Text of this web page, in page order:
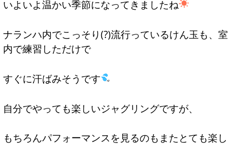
いよいよ温かい季節になってきましたね
ナランハ内でこっそり(?)流行っているけん玉も、室
内で練習しただけで
すぐに汗ばみそうです
自分でやっても楽しいジャグリングですが、
もちろんパフォーマンスを見るのもまたとても楽し